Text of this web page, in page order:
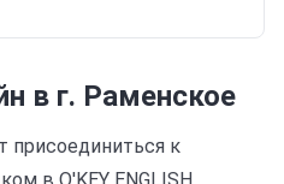
в г. Раменское
присоединиться к